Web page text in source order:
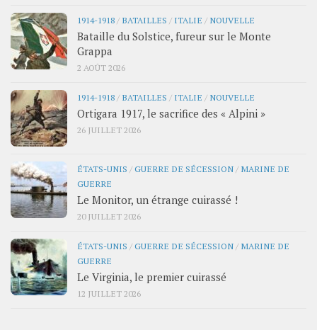
1914-1918 / BATAILLES / ITALIE / NOUVELLE
Bataille du Solstice, fureur sur le Monte
Grappa
2 AOÛT 2026
1914-1918 / BATAILLES / ITALIE / NOUVELLE
Ortigara 1917, le sacrifice des « Alpini »
26 JUILLET 2026
ÉTATS-UNIS /GUERRE DE SÉCESSION / MARINE DE
GUERRE
Le Monitor, un étrange cuirassé !
20 JUILLET 2026
ÉTATS-UNIS /GUERRE DE SÉCESSION / MARINE DE
GUERRE
Le Virginia, le premier cuirassé
12 JUILLET 2026